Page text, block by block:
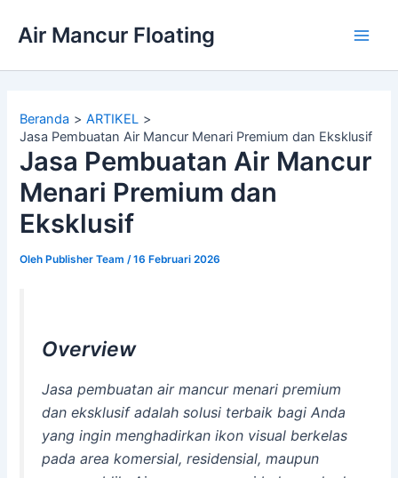
Air Mancur Floating
Beranda
ARTIKEL
Jasa Pembuatan Air Mancur Menari Premium dan Eksklusif
Jasa Pembuatan Air Mancur
Menari Premium dan
Eksklusif
OlehPublisher Team /16 Februari 2026
Overview
Jasa pembuatan air mancur menari premium
dan eksklusif adalah solusi terbaik bagi Anda
yang ingin menghadirkan ikon visual berkelas
pada area komersial, residensial, maupun